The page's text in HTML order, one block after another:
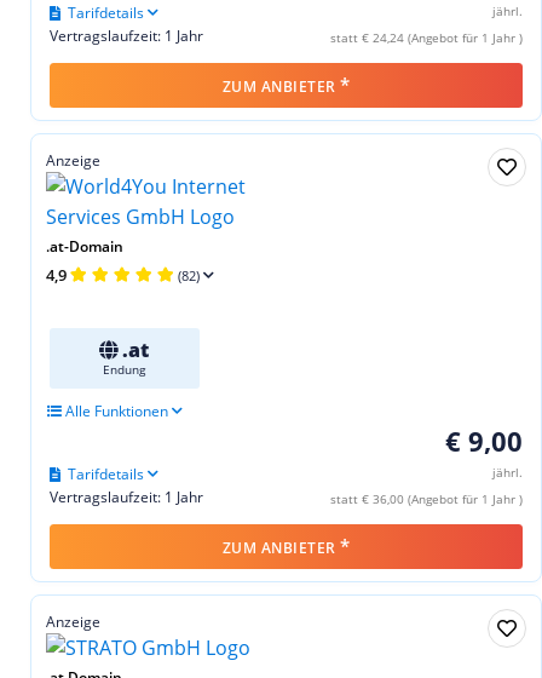
jährl.
statt € 24,24 (Angebot für 1 Jahr )
Vertragslaufzeit: 1 Jahr
Tarifdetails
ZUM ANBIETER *
Anzeige
.at-Domain
4,9 (82)
.at
Endung
Alle Funktionen
€ 9,00
jährl.
statt € 36,00 (Angebot für 1 Jahr )
Vertragslaufzeit: 1 Jahr
Tarifdetails
ZUM ANBIETER *
Anzeige